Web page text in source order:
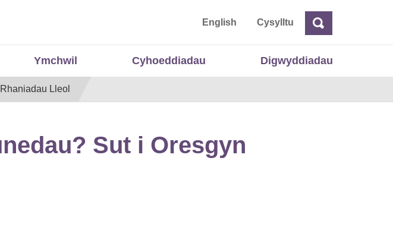
a Data Cymru English CysylltuChwilio
Ymchwil Cyhoeddiadau Digwyddiadau
Lleol
Sut i Oresgyn